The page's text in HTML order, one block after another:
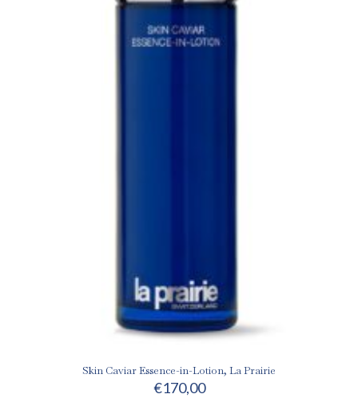
Skin Caviar Essence-in-Lotion, La Prairie
€170,00